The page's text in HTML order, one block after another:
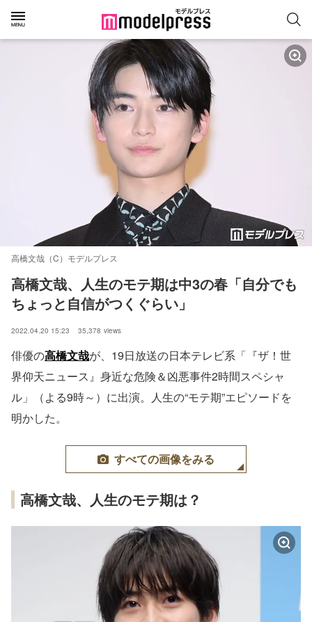
高橋文哉（C）モデルプレス
高橋文哉、人生のモテ期は中3の春「自分でも
ちょっと自信がつくぐらい」
2022.04.20 15:23 35,378 views
俳優の高橋文哉が、19日放送の日本テレビ系「『ザ！世
界仰天ニュース』身近な危険＆凶悪事件2時間スペシャ
ル」（よる9時～）に出演。人生の“モテ期”エピソードを
明かした。
すべての画像をみる
高橋文哉、人生のモテ期は？